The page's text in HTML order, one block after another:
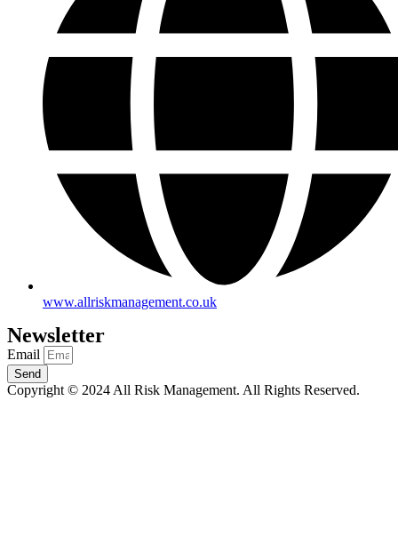
www.allriskmanagement.co.uk
Newsletter
Email
Send
Copyright © 2024 All Risk Management. All Rights Reserved.